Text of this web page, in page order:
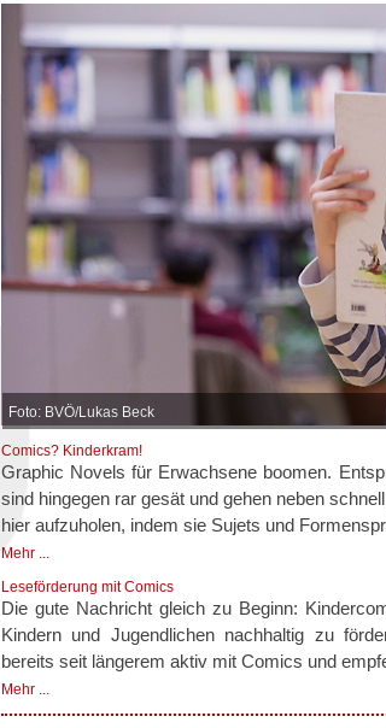
Foto: BVÖ/Lukas Beck
Comics? Kinderkram!
Graphic Novels für Erwachsene boomen.
sind hingegen rar gesät und gehen neben
hier aufzuholen, indem sie Sujets und
Mehr ...
Leseförderung mit Comics
Die gute Nachricht gleich zu Beginn:
Kindern und Jugendlichen nachhaltig zu
bereits seit längerem aktiv mit Comics und
Mehr ...